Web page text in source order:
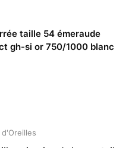
taille 54 émeraude
gh-si or 750/1000 blanc